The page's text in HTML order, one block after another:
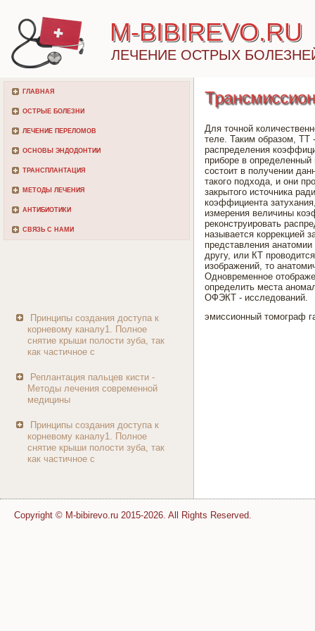
M-BIBIREVO.RU
ЛЕЧЕНИЕ ОСТРЫХ
ГЛАВНАЯ
ОСТРЫЕ БОЛЕЗНИ
ЛЕЧЕНИЕ ПЕРЕЛОМОВ
ОСНОВЫ ЭНДОДОНТИИ
ТРАНСПЛАНТАЦИЯ
МЕТОДЫ ЛЕЧЕНИЯ
АНТИБИОТИКИ
СВЯЗЬ С НАМИ
Принципы создания доступа к
корневому каналу1. Полное
снятие крыши полости зуба, так
как частичное с
Реплантация пальцев кисти -
Методы лечения современной
медицины
Принципы создания доступа к
корневому каналу1. Полное
снятие крыши полости зуба, так
как частичное с
Для точной
теле. Таким образом, ТТ
распределения
приборе в
состоит в получении
такого подхода, и они
закрытого источника
коэффициента
измерения величины
реконструировать
называется коррекцией
представления
другу, или КТ
изображений, то
Одновременное
определить места
ОФЭКТ - исследований.
эмиссионный томограф
Copyright © M-bibirevo.ru 2015-2026. All Rights Reserved.